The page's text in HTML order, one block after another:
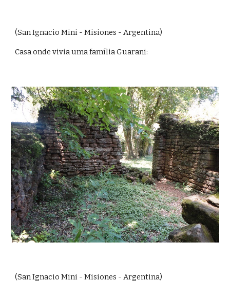
(San Ignacio Mini - Misiones - Argentina)
Casa onde vivia uma família Guarani:
(San Ignacio Mini - Misiones - Argentina)